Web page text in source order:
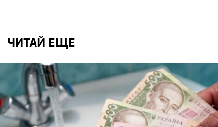
ЧИТАЙ ЕЩЕ